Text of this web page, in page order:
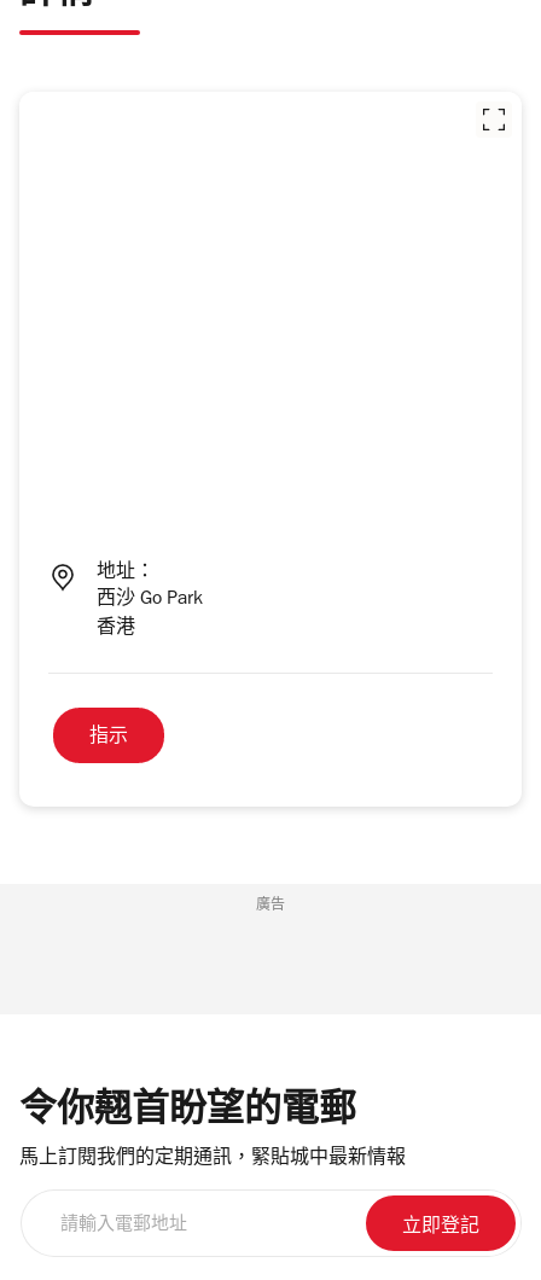
地址：
西沙 Go Park
香港
指示
廣告
令你翹首盼望的電郵
馬上訂閱我們的定期通訊，緊貼城中最新情報